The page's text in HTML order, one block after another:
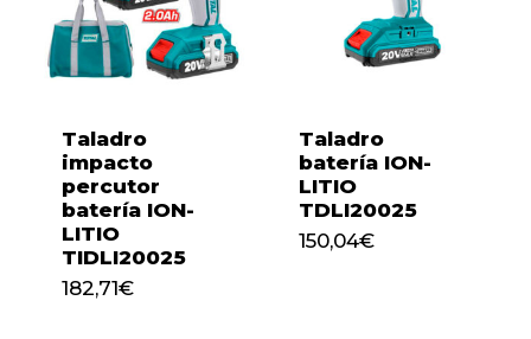
Taladro
impacto
percutor
batería ION-
LITIO
TIDLI20025
182,71€
182,71€
Taladro
batería ION-
LITIO
TDLI20025
150,04€